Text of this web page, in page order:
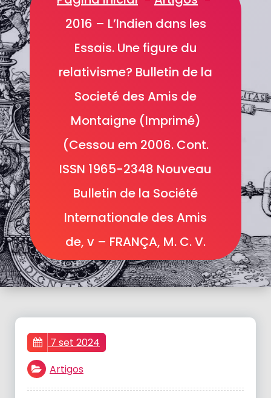
2016 – L’Indien dans les
Essais. Une figure du
relativisme? Bulletin de la
Societé des Amis de
Montaigne (Imprimé)
(Cessou em 2006. Cont.
ISSN 1965-2348 Nouveau
Bulletin de la Société
Internationale des Amis
de, v – FRANÇA, M. C. V.
7 set 2024
Artigos